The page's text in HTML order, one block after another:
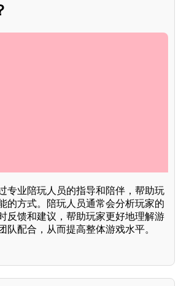
专业陪玩人员的指导和陪伴，帮助玩
的方式。陪玩人员通常会分析玩家的
反馈和建议，帮助玩家更好地理解游
队配合，从而提高整体游戏水平。